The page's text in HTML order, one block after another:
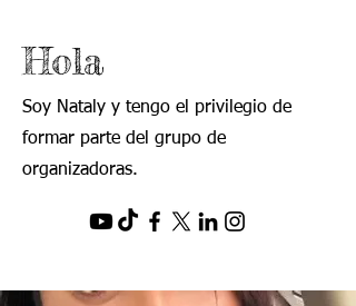
Hola
Soy Nataly y tengo el privilegio de
formar parte del grupo de
organizadoras.